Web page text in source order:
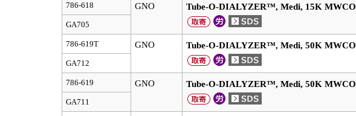
786-618 GNO Tube-O-DIALYZER™, Medi, 15K MWCO
GA705
786-619T GNO Tube-O-DIALYZER™, Medi, 50K MWCO
GA712
786-619 GNO Tube-O-DIALYZER™, Medi, 50K MWCO
GA711